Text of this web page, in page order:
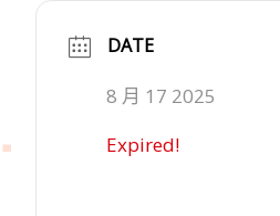
DATE
8 月 17 2025
Expired!